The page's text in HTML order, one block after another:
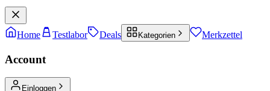
Home Testlabor Deals Kategorien Merkzettel
Account
Einloggen